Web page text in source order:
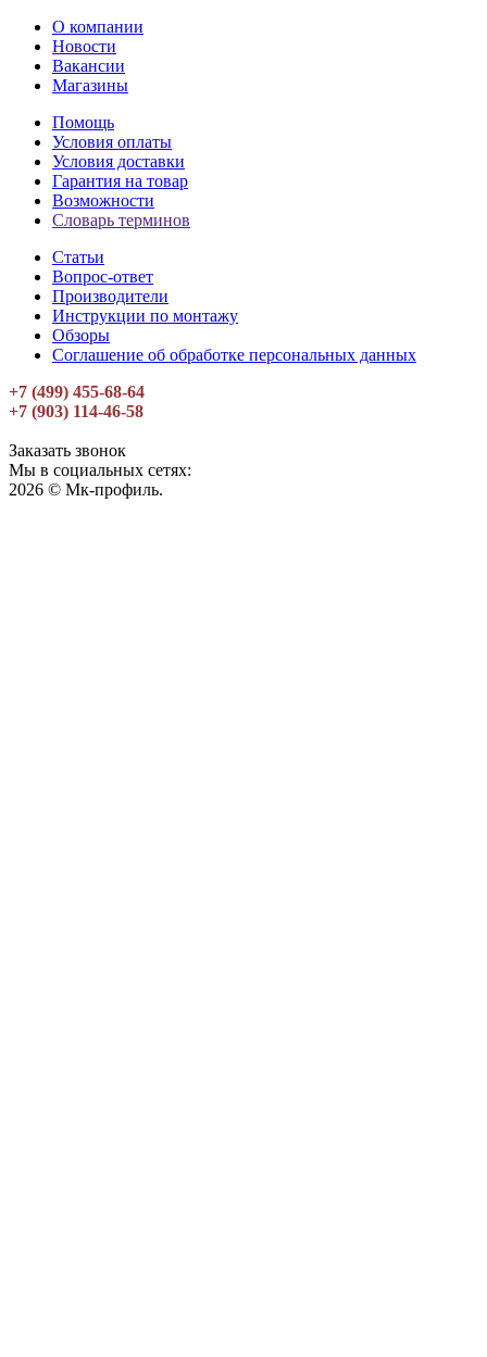
О компании
Новости
Вакансии
Магазины
Помощь
Условия оплаты
Условия доставки
Гарантия на товар
Возможности
Словарь терминов
Статьи
Вопрос-ответ
Производители
Инструкции по монтажу
Обзоры
Соглашение об обработке персональных данных
+7 (499) 455-68-64
+7 (903) 114-46-58
Заказать звонок
Мы в социальных сетях:
2026 © Мк-профиль.